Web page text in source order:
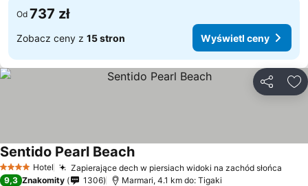
Od 737 zł
Zobacz ceny z 15 stron Wyświetl ceny
4 KategoriaHotel Zapierające dech w piersiach widoki na zachód słońca
Sentido Pearl Beach
9,3 Znakomity 1306 Marmari, 4.1 km do: Tigaki